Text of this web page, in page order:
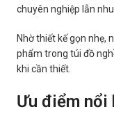
chuyên nghiệp lẫn
Nhờ thiết kế gọn nhẹ,
phẩm trong túi đồ
khi cần thiết.
Ưu điểm nổi